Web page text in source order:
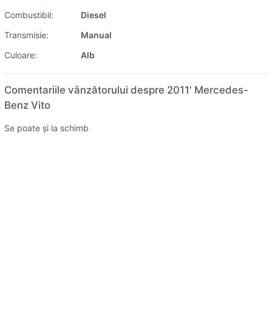
Combustibil:
Diesel
Transmisie:
Manual
Culoare:
Alb
Comentariile vânzătorului despre 2011' Mercedes-
Benz Vito
Se poate și la schimb